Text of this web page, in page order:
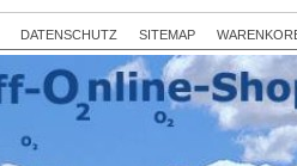
DATENSCHUTZ SITEMAP